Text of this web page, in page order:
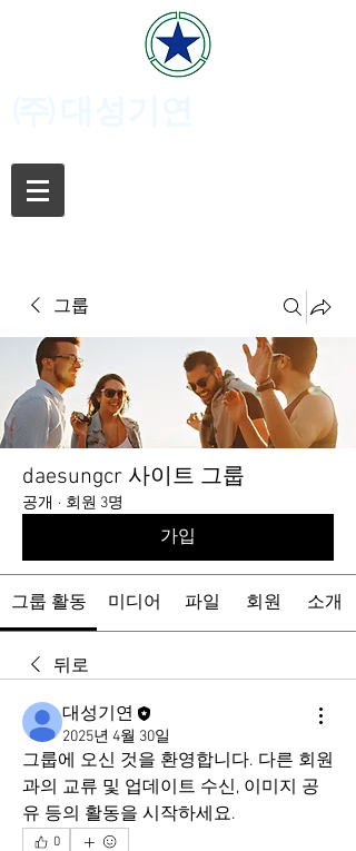
그룹
daesungcr 사이트 그룹
공개 · 회원 3명
가입
그룹 활동 미디어 파일 회원 소개
뒤로
대성기연
2025년 4월 30일
그룹에 오신 것을 환영합니다. 다른 회원
과의 교류 및 업데이트 수신, 이미지 공
유 등의 활동을 시작하세요.
0